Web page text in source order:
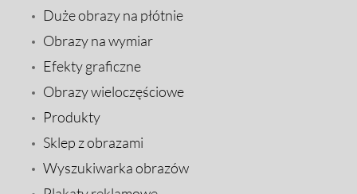
Duże obrazy na płótnie
Obrazy na wymiar
Efekty graficzne
Obrazy wieloczęściowe
Produkty
Sklep z obrazami
Wyszukiwarka obrazów